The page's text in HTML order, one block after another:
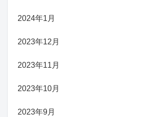
2024年1月
2023年12月
2023年11月
2023年10月
2023年9月